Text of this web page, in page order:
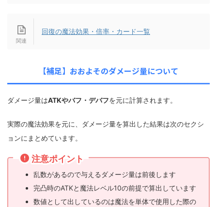
回復の魔法効果・倍率・カード一覧
【補足】おおよそのダメージ量について
ダメージ量はATKやバフ・デバフを元に計算されます。
実際の魔法効果を元に、ダメージ量を算出した結果は次のセクシ
ョンにまとめています。
注意ポイント
乱数があるので与えるダメージ量は前後します
完凸時のATKと魔法レベル10の前提で算出しています
数値として出しているのは魔法を単体で使用した際の